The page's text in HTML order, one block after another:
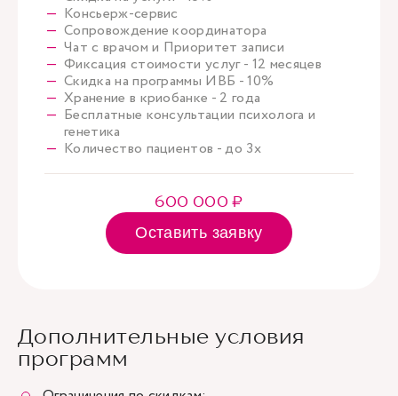
Консьерж-сервис
Сопровождение координатора
Чат с врачом и Приоритет записи
Фиксация стоимости услуг - 12 месяцев
Скидка на программы ИВБ - 10%
Хранение в криобанке - 2 года
Бесплатные консультации психолога и
генетика
Количество пациентов - до 3х
600 000 ₽
Оставить заявку
Дополнительные условия
программ